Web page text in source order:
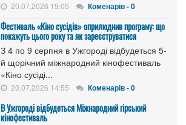
20.07.2026 19:05 Коменарів - 0
Фестиваль «Кіно сусідів» оприлюднив програму: що
покажуть цього року та як зареєструватися
З 4 по 9 серпня в Ужгороді відбудеться 5-
й щорічний міжнародний кінофестиваль
«Кіно сусіді...
20.07.2026 14:55 Коменарів - 0
В Ужгороді відбудеться Міжнародний гірський
кінофестиваль